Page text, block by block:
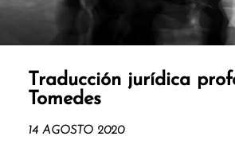
Traducción jurídica
Tomedes
14 AGOSTO 2020